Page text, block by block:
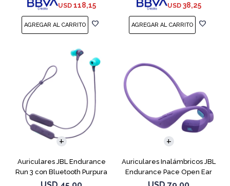
USD 118,15 USD 38,25
Auriculares JBL Endurance
Run 3 con Bluetooth Purpura
Auriculares Inalámbricos JBL
Endurance Pace Open Ear
Purpura